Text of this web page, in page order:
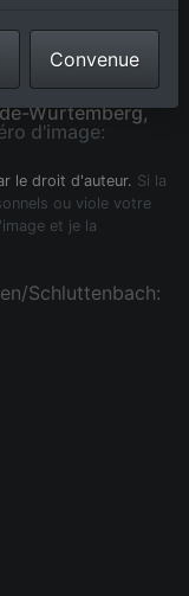
Schluttenbach
Wurtemberg,
d'image:
le droit d'auteur. Si la
ou viole votre
et je la
Schluttenbach:
Convenue